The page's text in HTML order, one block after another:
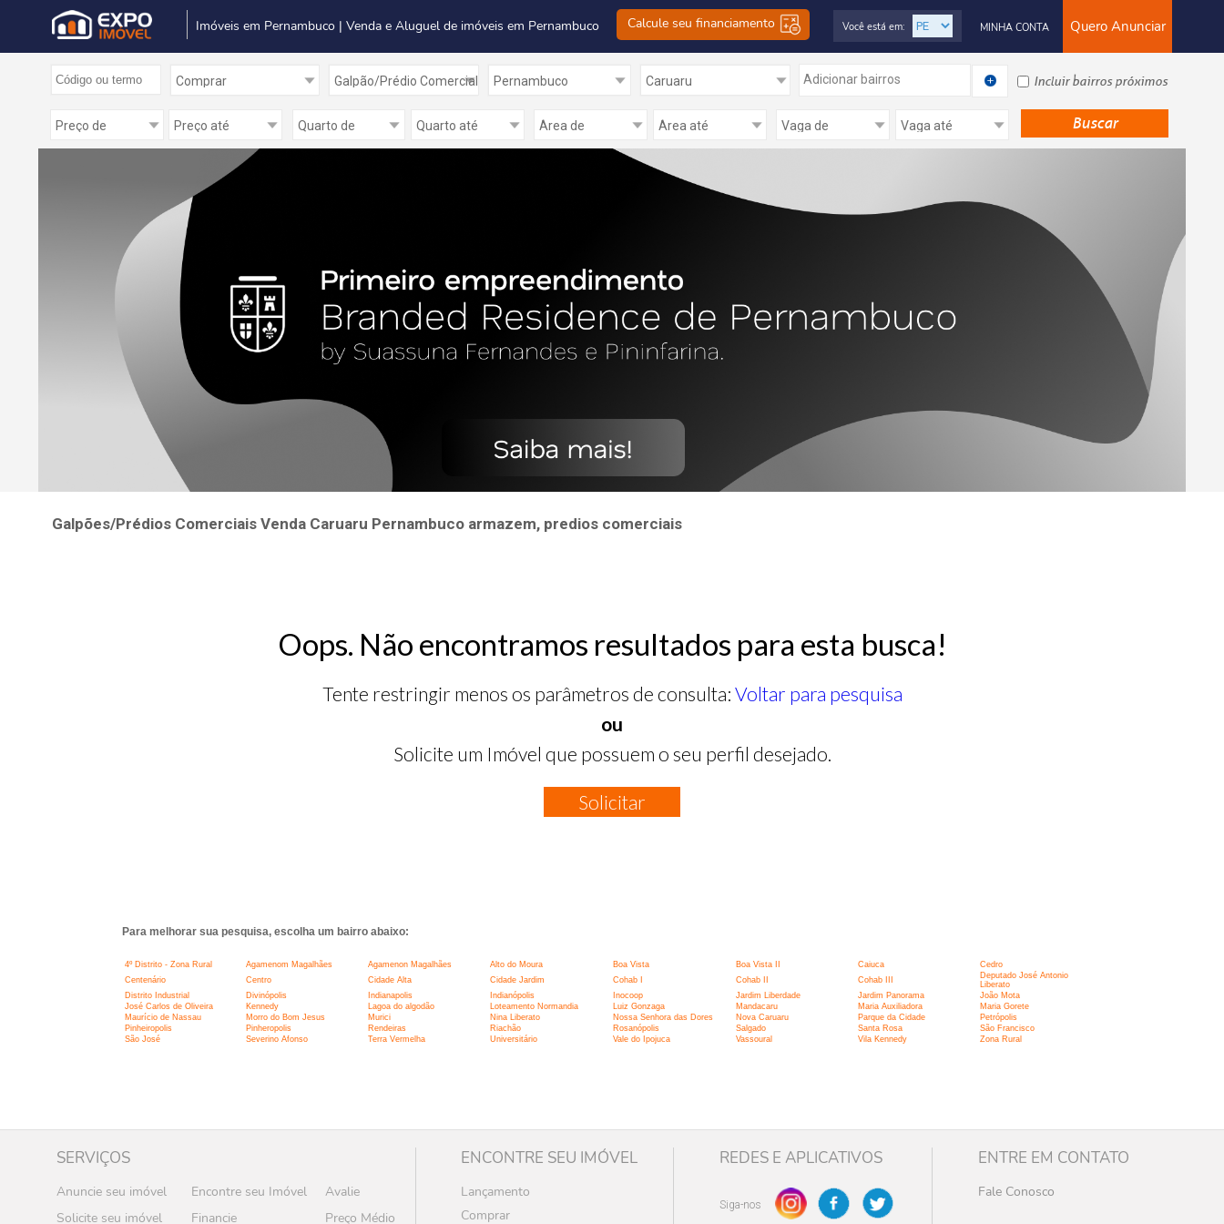
Imóveis em Pernambuco | Venda e Aluguel de imóveis em Pernambuco Calcule seu financiamento Quero Anunciar
MINHA CONTA
Você está em:
Adicionar bairros Incluir bairros próximos
Galpões/Prédios Comerciais Venda Caruaru Pernambuco armazem, predios comerciais
Oops. Não encontramos resultados para esta busca!
Tente restringir menos os parâmetros de consulta: Voltar para pesquisa
ou
Solicite um Imóvel que possuem o seu perfil desejado.
Solicitar
Para melhorar sua pesquisa, escolha um bairro abaixo:
4º Distrito - Zona Rural Agamenom Magalhães Agamenon Magalhães Alto do Moura Boa Vista Boa Vista II Caiuca
Cedro
Centenário
Centro Cidade Alta Cidade Jardim Cohab I Cohab II Cohab III
Deputado José Antonio
Liberato
Distrito Industrial
Divinópolis Indianapolis Indianópolis Inocoop Jardim Liberdade Jardim Panorama
João Mota
José Carlos de Oliveira
Kennedy Lagoa do algodão Loteamento Normandia Luiz Gonzaga Mandacaru Maria Auxiliadora
Maria Gorete
Maurício de Nassau
Morro do Bom Jesus Murici Nina Liberato Nossa Senhora das Dores Nova Caruaru Parque da Cidade
Petrópolis
Pinheiropolis
Pinheropolis Rendeiras Riachão Rosanópolis Salgado Santa Rosa
São Francisco
São José
Severino Afonso Terra Vermelha Universitário Vale do Ipojuca Vassoural Vila Kennedy Zona Rural
SERVIÇOS
Anuncie seu imóvel Encontre seu Imóvel
Avalie
Solicite seu imóvel
Financie Preço Médio
ENCONTRE SEU IMÓVEL
Lançamento
Comprar
REDES E APLICATIVOS
Siga-nos
ENTRE EM CONTATO
Fale Conosco